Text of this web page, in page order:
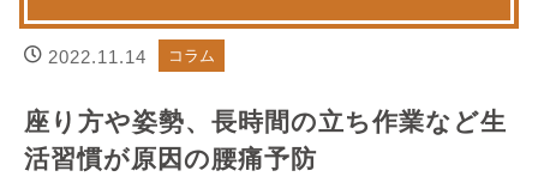
2022.11.14 コラム
座り方や姿勢、長時間の立ち作業など生
活習慣が原因の腰痛予防